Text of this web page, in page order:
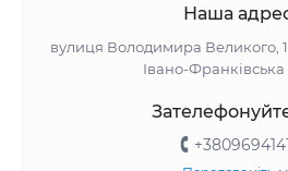
Наша
вулиця Володимира Великого,
Івано-Франківська